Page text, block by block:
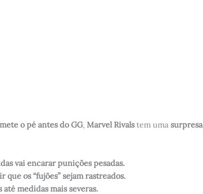
o pé antes do GG, Marvel Rivalstem uma surpresa
vai encarar punições pesadas.
os “fujões” sejam rastreados.
até medidas mais severas.